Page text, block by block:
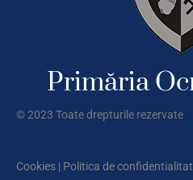
Primăria
© 2023 Toate drepturile rezervate
Cookies | Politica de